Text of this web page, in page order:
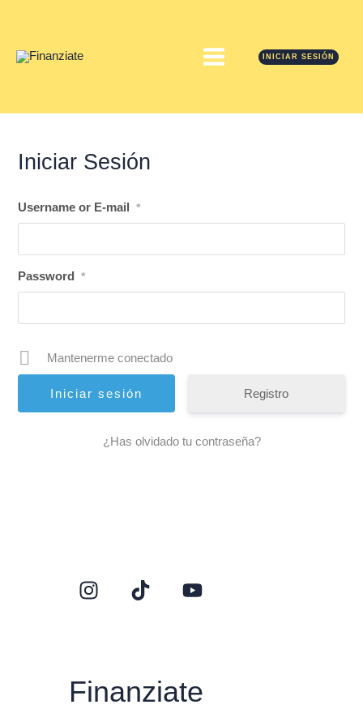
MENU
INICIAR SESIÓN
Iniciar Sesión
Username or E-mail *
Password *
Mantenerme conectado
Registro
¿Has olvidado tu contraseña?
Finanziate